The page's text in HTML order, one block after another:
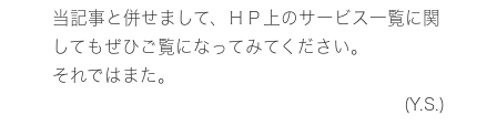
当記事と併せまして、ＨＰ上のサービス一覧に関
してもぜひご覧になってみてください。
それではまた。
(Y.S.)